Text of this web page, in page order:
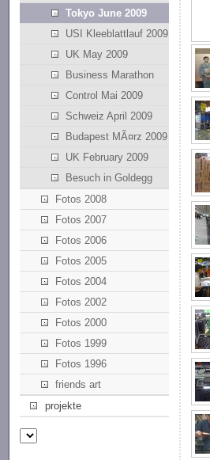
Tokyo June 2009
USI Kleeblattlauf 2009
UK May 2009
Business Marathon
Control Mai 2009
Schweiz April 2009
Budapest MÃ¤rz 2009
UK February 2009
Besuch in Goldegg
Fotos 2008
Fotos 2007
Fotos 2006
Fotos 2005
Fotos 2004
Fotos 2002
Fotos 2000
Fotos 1999
Fotos 1996
friends art
projekte